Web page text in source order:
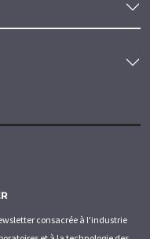
consacrée à l'industrie